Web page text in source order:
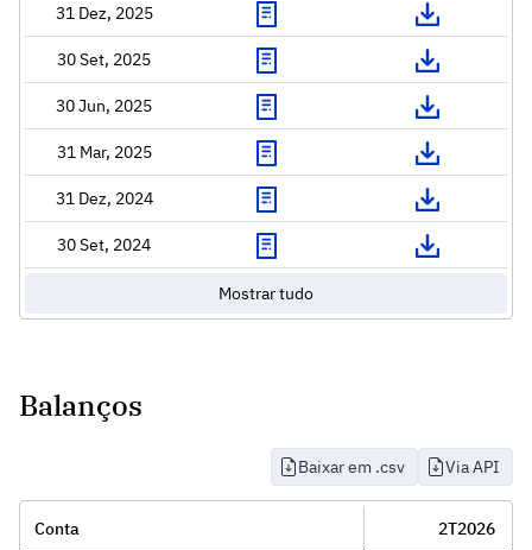
31 Dez, 2025
30 Set, 2025
30 Jun, 2025
31 Mar, 2025
31 Dez, 2024
30 Set, 2024
Mostrar tudo
Balanços
Baixar em .csv Via API
Conta 2T2026